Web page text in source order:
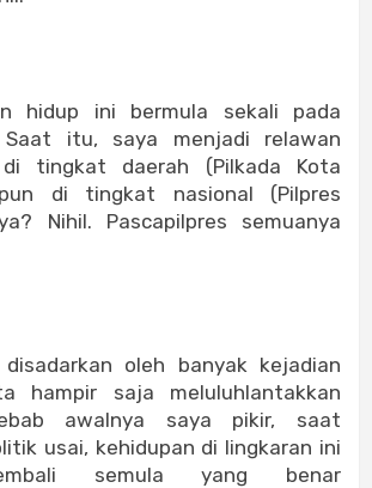
hidup ini bermula sekali pada
Saat itu, saya menjadi relawan
tingkat daerah (Pilkada Kota
di tingkat nasional (Pilpres
Nihil. Pascapilpres semuanya
oleh banyak kejadian
hampir saja meluluhlantakkan
awalnya saya pikir, saat
usai, kehidupan di lingkaran ini
semula yang benar